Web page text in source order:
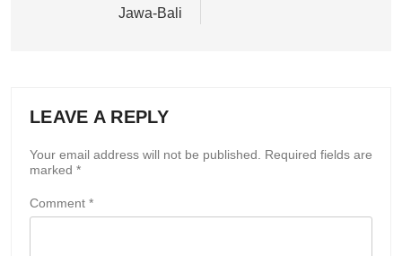
Jawa-Bali
LEAVE A REPLY
Your email address will not be published.
Required fields are
marked *
Comment *